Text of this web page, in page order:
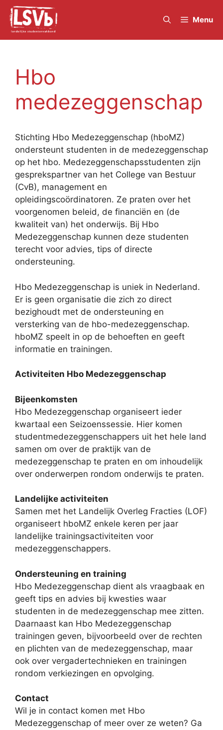
Skip
content
Menu
Hbo
medezeggenschap
Stichting Hbo Medezeggenschap (hboMZ)
ondersteunt studenten in de medezeggenschap
op het hbo. Medezeggenschapsstudenten zijn
gesprekspartner van het College van Bestuur
(CvB), management en
opleidingscoördinatoren. Ze praten over het
voorgenomen beleid, de financiën en (de
kwaliteit van) het onderwijs. Bij Hbo
Medezeggenschap kunnen deze studenten
terecht voor advies, tips of directe
ondersteuning.
Hbo Medezeggenschap is uniek in Nederland.
Er is geen organisatie die zich zo direct
bezighoudt met de ondersteuning en
versterking van de hbo-medezeggenschap.
hboMZ speelt in op de behoeften en geeft
informatie en trainingen.
Activiteiten Hbo Medezeggenschap
Bijeenkomsten
Hbo Medezeggenschap organiseert ieder
kwartaal een Seizoenssessie. Hier komen
studentmedezeggenschappers uit het hele land
samen om over de praktijk van de
medezeggenschap te praten en om inhoudelijk
over onderwerpen rondom onderwijs te praten.
Landelijke activiteiten
Samen met het Landelijk Overleg Fracties (LOF)
organiseert hboMZ enkele keren per jaar
landelijke trainingsactiviteiten voor
medezeggenschappers.
Ondersteuning en training
Hbo Medezeggenschap dient als vraagbaak en
geeft tips en advies bij kwesties waar
studenten in de medezeggenschap mee zitten.
Daarnaast kan Hbo Medezeggenschap
trainingen geven, bijvoorbeeld over de rechten
en plichten van de medezeggenschap, maar
ook over vergadertechnieken en trainingen
rondom verkiezingen en opvolging.
Contact
Wil je in contact komen met Hbo
Medezeggenschap of meer over ze weten? Ga